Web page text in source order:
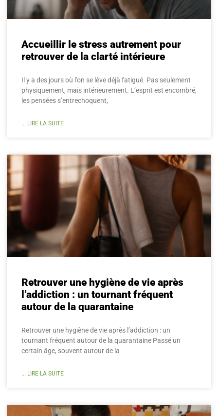
Accueillir le stress autrement pour
retrouver de la clarté intérieure
Il y a des jours où l’on se lève déjà fatigué. Pas seulement
physiquement, mais intérieurement. L’esprit est encombré,
les pensées s’entrechoquent,
... LIRE LA SUITE
Retrouver une hygiène de vie après
l’addiction : un tournant fréquent
autour de la quarantaine
Retrouver une hygiène de vie après l’addiction : un
tournant fréquent autour de la quarantaine Passé un
certain âge, souvent autour de la
... LIRE LA SUITE